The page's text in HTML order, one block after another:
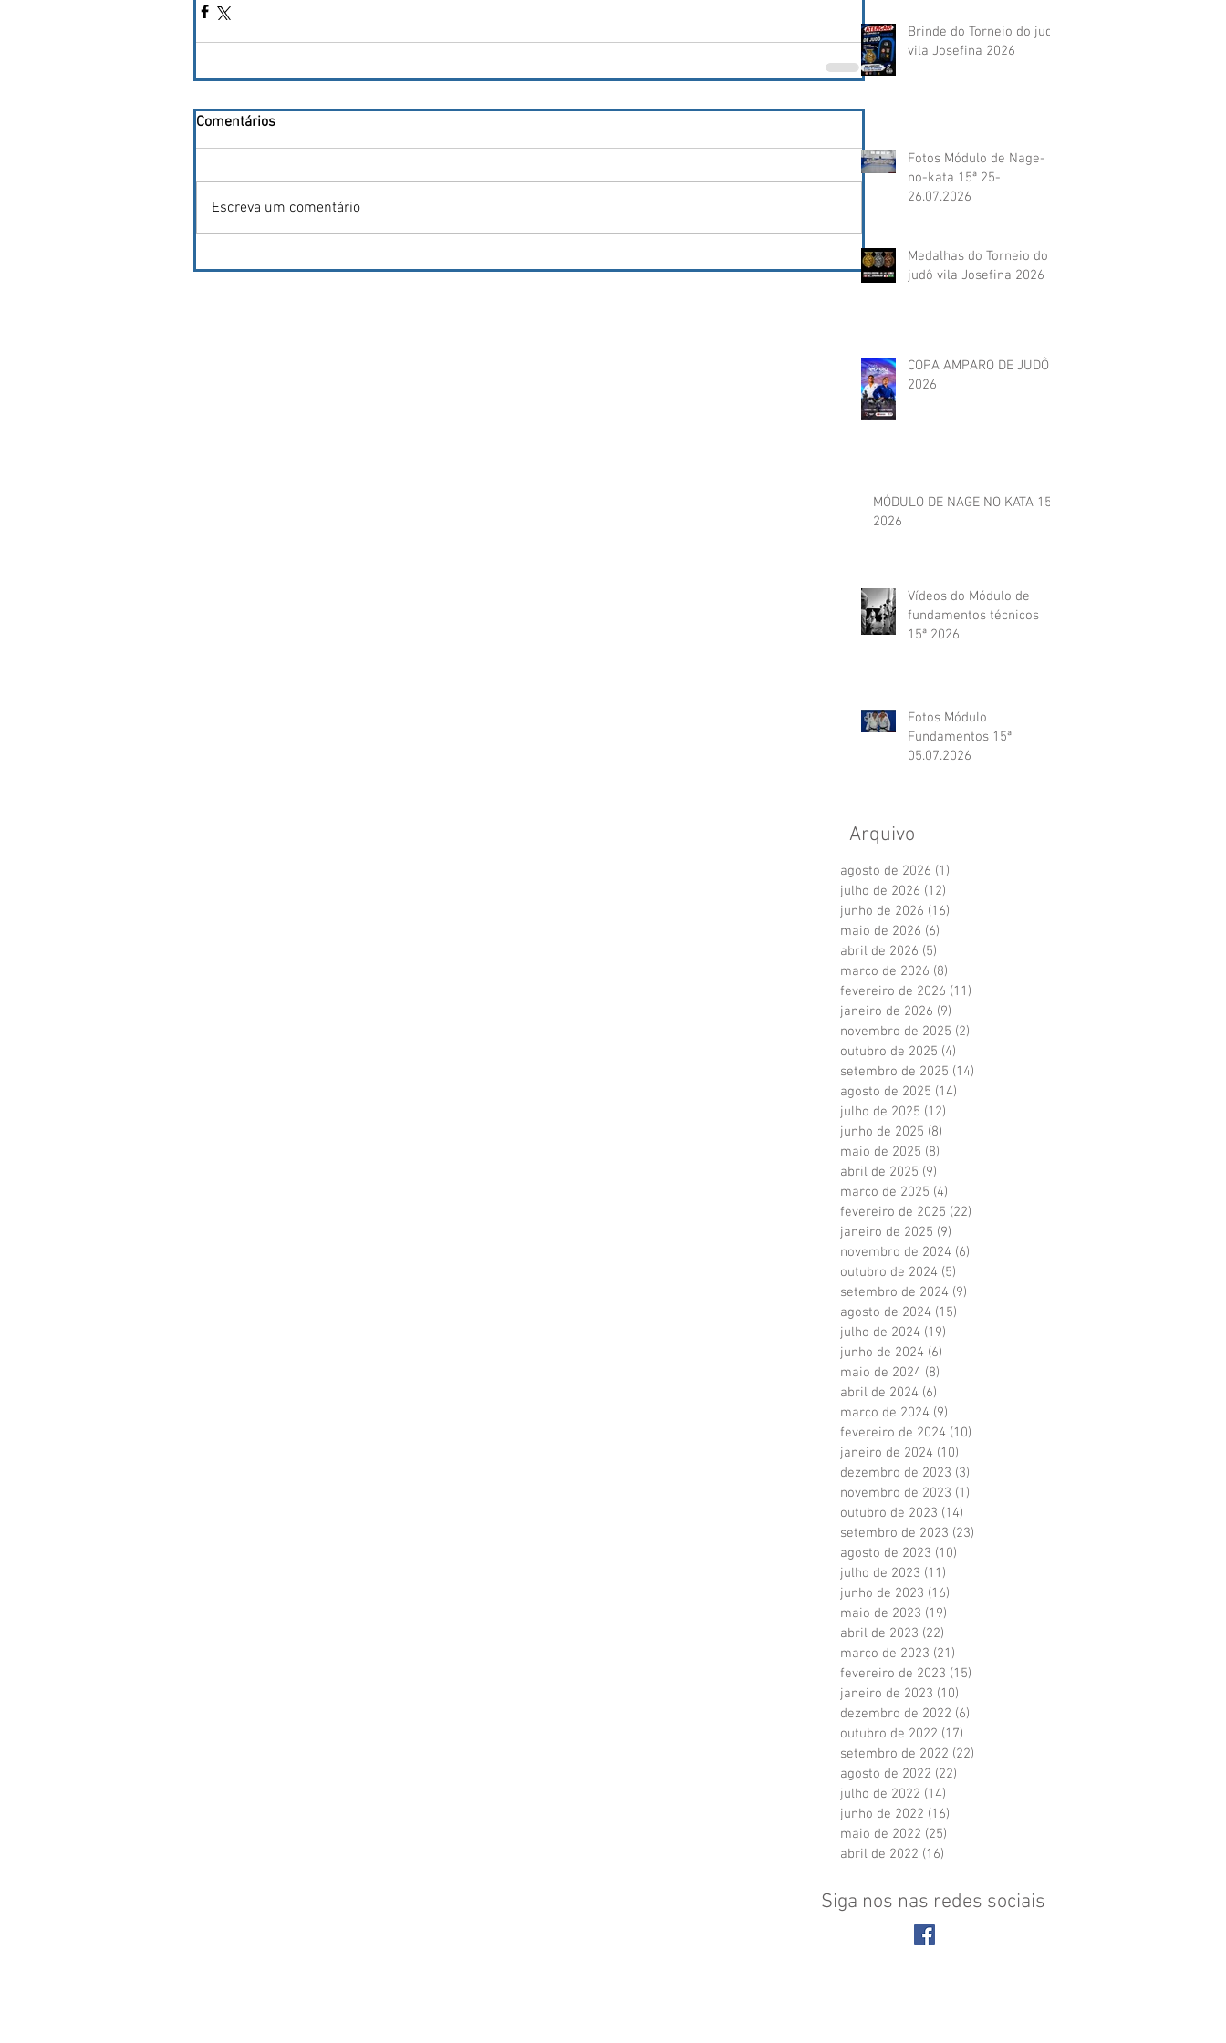
Comentários
Escreva um comentário
Brinde do Torneio do judô
vila Josefina 2026
Fotos Módulo de Nage-
no-kata 15ª 25-
26.07.2026
Medalhas do Torneio do
judô vila Josefina 2026
COPA AMPARO DE JUDÔ
2026
MÓDULO DE NAGE NO KATA 15ª
2026
Vídeos do Módulo de
fundamentos técnicos
15ª 2026
Fotos Módulo
Fundamentos 15ª
05.07.2026
Arquivo
agosto de 2026 (1)
julho de 2026 (12)
junho de 2026 (16)
maio de 2026 (6)
abril de 2026 (5)
março de 2026 (8)
fevereiro de 2026 (11)
janeiro de 2026 (9)
novembro de 2025 (2)
outubro de 2025 (4)
setembro de 2025 (14)
agosto de 2025 (14)
julho de 2025 (12)
junho de 2025 (8)
maio de 2025 (8)
abril de 2025 (9)
março de 2025 (4)
fevereiro de 2025 (22)
janeiro de 2025 (9)
novembro de 2024 (6)
outubro de 2024 (5)
setembro de 2024 (9)
agosto de 2024 (15)
julho de 2024 (19)
junho de 2024 (6)
maio de 2024 (8)
abril de 2024 (6)
março de 2024 (9)
fevereiro de 2024 (10)
janeiro de 2024 (10)
dezembro de 2023 (3)
novembro de 2023 (1)
outubro de 2023 (14)
setembro de 2023 (23)
agosto de 2023 (10)
julho de 2023 (11)
junho de 2023 (16)
maio de 2023 (19)
abril de 2023 (22)
março de 2023 (21)
fevereiro de 2023 (15)
janeiro de 2023 (10)
dezembro de 2022 (6)
outubro de 2022 (17)
setembro de 2022 (22)
agosto de 2022 (22)
julho de 2022 (14)
junho de 2022 (16)
maio de 2022 (25)
abril de 2022 (16)
Siga nos nas redes sociais